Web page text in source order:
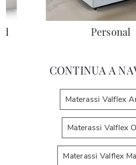
Personal
CONTINUA A
Materassi Valflex
Materassi Valflex
Materassi Valflex